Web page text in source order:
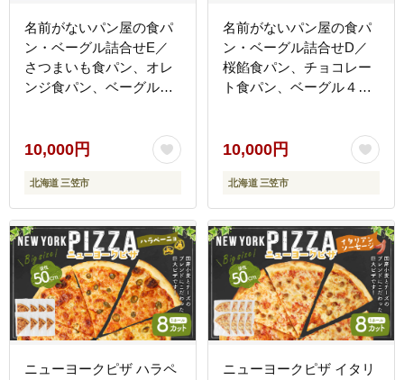
名前がないパン屋の食パ
ン・ベーグル詰合せE／
さつまいも食パン、オレ
ンジ食パン、ベーグル４
10,000円
北海道 三笠市
名前がないパン屋の食パ
ン・ベーグル詰合せD／
桜餡食パン、チョコレー
ト食パン、ベーグル４種
10,000円
北海道 三笠市
ニューヨークピザ ハラペ
ニューヨークピザ イタリ